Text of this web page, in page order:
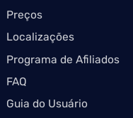
Preços
Localizações
Programa de Afiliados
FAQ
Guia do Usuário